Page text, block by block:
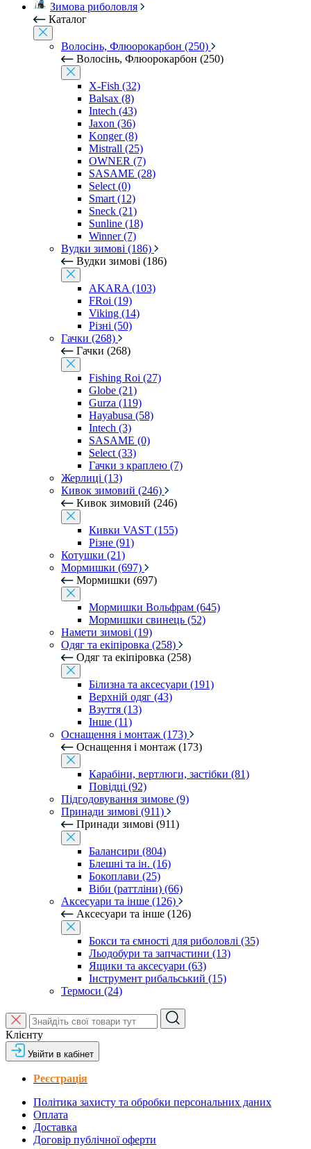
Зимова риболовля
Каталог
Волосінь, Флюорокарбон (250)
Волосінь, Флюорокарбон (250)
X-Fish (32)
Balsax (8)
Intech (43)
Jaxon (36)
Konger (8)
Mistrall (25)
OWNER (7)
SASAME (28)
Select (0)
Smart (12)
Sneck (21)
Sunline (18)
Winner (7)
Вудки зимові (186)
Вудки зимові (186)
AKARA (103)
FRoi (19)
Viking (14)
Різні (50)
Гачки (268)
Гачки (268)
Fishing Roi (27)
Globe (21)
Gurza (119)
Hayabusa (58)
Intech (3)
SASAME (0)
Select (33)
Гачки з краплею (7)
Жерлиці (13)
Кивок зимовий (246)
Кивок зимовий (246)
Кивки VAST (155)
Різне (91)
Котушки (21)
Мормишки (697)
Мормишки (697)
Мормишки Вольфрам (645)
Мормишки свинець (52)
Намети зимові (19)
Одяг та екіпіровка (258)
Одяг та екіпіровка (258)
Білизна та аксесуари (191)
Верхній одяг (43)
Взуття (13)
Інше (11)
Оснащення і монтаж (173)
Оснащення і монтаж (173)
Карабіни, вертлюги, застібки (81)
Повідці (92)
Підгодовування зимове (9)
Принади зимові (911)
Принади зимові (911)
Балансири (804)
Блешні та ін. (16)
Бокоплави (25)
Віби (раттліни) (66)
Аксесуари та інше (126)
Аксесуари та інше (126)
Бокси та ємності для риболовлі (35)
Льодобури та запчастини (13)
Ящики та аксесуари (63)
Інструмент рибальський (15)
Термоси (24)
Клієнту
Увійти в кабінет
Реєстрація
Політика захисту та обробки персональних даних
Оплата
Доставка
Договір публічної оферти